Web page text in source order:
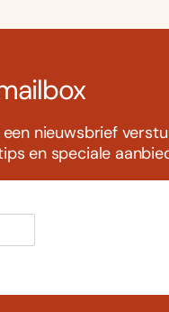
nieuwsbrief
en speciale